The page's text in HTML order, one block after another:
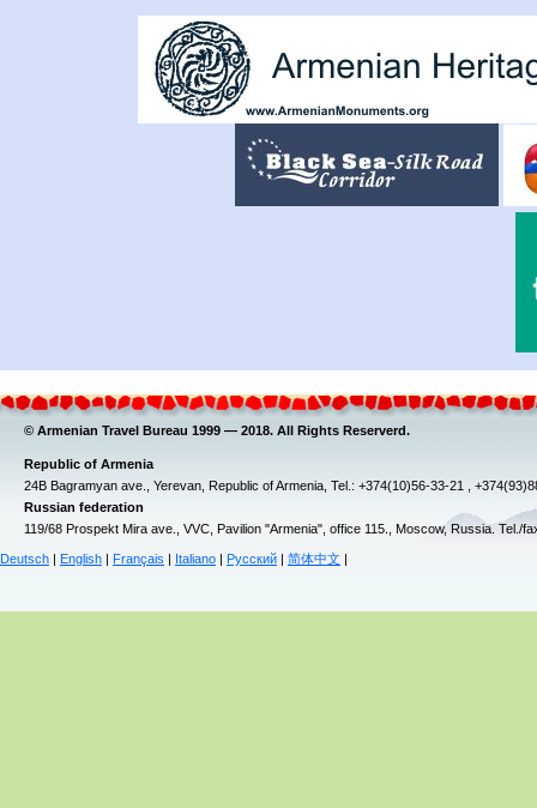
© Armenian Travel Bureau 1999 — 2018. All Rights Reserverd.
Republic of Armenia
24B Bagramyan ave., Yerevan, Republic of Armenia, Tel.: +374(10)56-33-21 ,
Russian federation
119/68 Prospekt Mira ave., VVC, Pavilion "Armenia", office 115., Moscow, Russia. Tel./
Deutsch English Français Italiano Русский 简体中文